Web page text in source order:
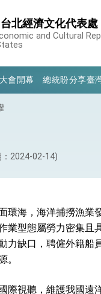
北經濟文化代表處
and Cultural
會開幕 總統盼分享臺
片「台灣醫療點亮世
國談話 強調臺灣人有權
達史瓦帝尼王國進行國
敘 盼化分歧為團結、
署達成6大目標、創5大
定」確立對等關稅
2024-02-14)
環海，海洋捕撈漁業
業型態屬勞力密集且
力缺口，聘僱外籍船
。
際視聽，維護我國遠